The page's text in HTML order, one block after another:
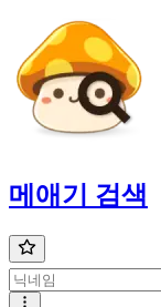
메애기 검색